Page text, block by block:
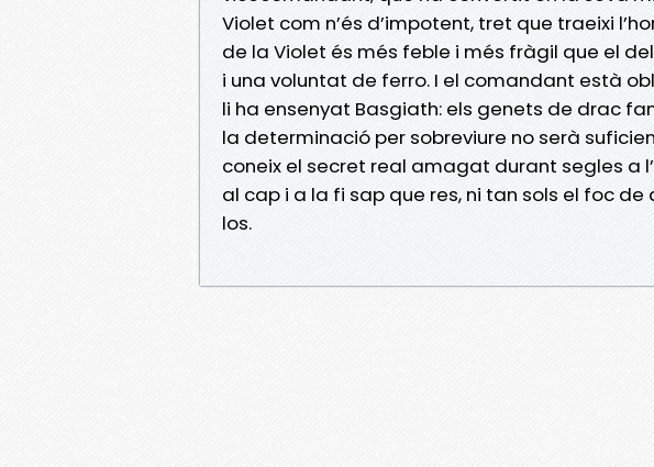
Violet com n’és d’impotent, tret que traeixi
de la Violet és més feble i més fràgil que el
i una voluntat de ferro. I el comandant està
li ha ensenyat Basgiath: els genets de drac
la determinació per sobreviure no serà
coneix el secret real amagat durant segles a
al cap i a la fi sap que res, ni tan sols el foc
los.